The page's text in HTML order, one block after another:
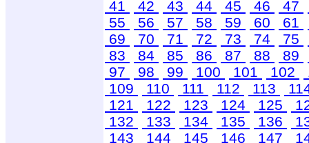
41
42 43 44 45 46 47
55
56 57 58 59 60 61
69
70 71 72 73 74 75
83
84 85 86 87 88 89
97
98 99 100 101 102
109
110 111 112 113
121
122 123 124 125
132
133 134 135 136
143
144 145 146 147